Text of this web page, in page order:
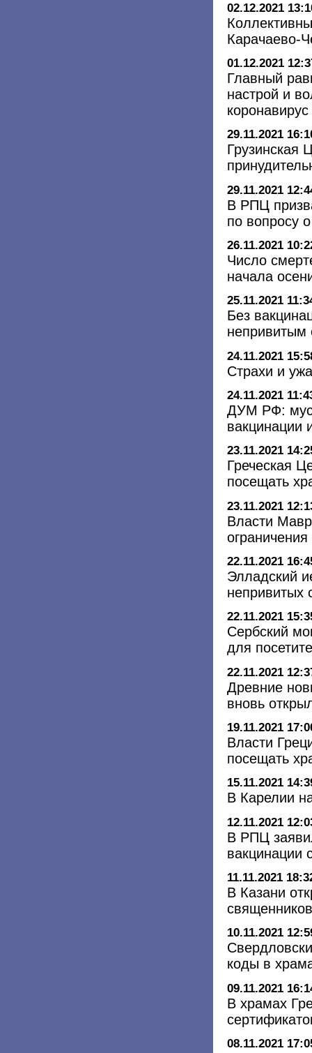
02.12.2021
Карачаево-
01.12.2021
Главный
настрой и
коронавирус
29.11.2021
Грузинская
29.11.2021
В РПЦ
по вопросу
26.11.2021
Число
начала
25.11.2021
Без
непривитым
24.11.2021
Страхи и
24.11.2021
ДУМ РФ:
вакцинации
23.11.2021
Греческая
посещать
23.11.2021
Власти
22.11.2021
Элладский
непривитых
22.11.2021
Сербский
для
22.11.2021
Древние
вновь
19.11.2021
Власти
посещать
15.11.2021
В Карелии
12.11.2021
В РПЦ
вакцинации
11.11.2021
В Казани
10.11.2021
коды в
09.11.2021
В храмах
08.11.2021